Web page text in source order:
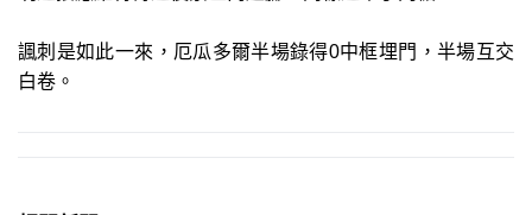
諷刺是如此一來，厄瓜多爾半場錄得0中框埋門，半場互交
白卷。